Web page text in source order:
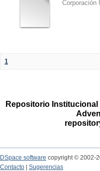
Corporación
1
Repositorio
DSpace software copyright © 2002-
Contacto
Sugerencias